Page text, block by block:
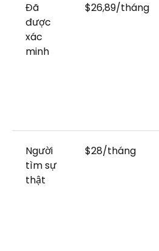
Đã
được
xác
minh
$26,89/tháng
Người
tìm sự
thật
$28/tháng